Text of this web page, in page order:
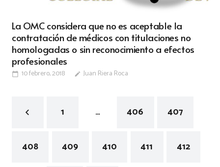
La OMC considera que no es aceptable la
contratación de médicos con titulaciones no
homologadas o sin reconocimiento a efectos
profesionales
calendar_today 10 febrero, 2018 edit Juan Riera Roca
1 … 406 407
408 409 410 411 412